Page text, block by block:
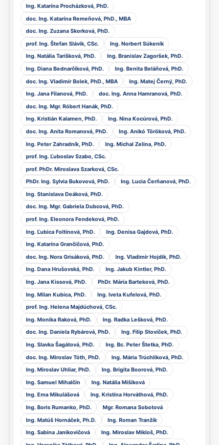
Ing. Katarína Procházková, PhD.
doc. Ing. Katarína Remeňová, PhD., MBA
doc. Ing. Zuzana Skorková, PhD.
prof. Ing. Štefan Slávik, CSc.
Ing. Norbert Súkeník
Ing. Natália Tarišková, PhD.
Ing. Branislav Zagoršek, PhD.
Ing. Diana Bednarčíková, PhD.
Ing. Benita Beláňová, PhD.
doc. Ing. Vladimír Bolek, PhD., MBA
Ing. Matej Černý, PhD.
Ing. Jana Filanová, PhD.
doc. Ing. Anna Hamranová, PhD.
doc. Ing. Mgr. Róbert Hanák, PhD.
Ing. Kristián Kalamen, PhD.
Ing. Nina Kocúrová, PhD.
doc. Ing. Anita Romanová, PhD.
Ing. Anikó Töröková, PhD.
Ing. Peter Zahradník, PhD.
Ing. Michal Zelina, PhD.
prof. Ing. Ľuboslav Szabo, CSc.
prof. PhDr. Miroslava Szarková, CSc.
PhDr. Ing. Sylvia Bukovová, PhD.
Ing. Lucia Čerňanová, PhD.
Ing. Stanislava Deáková, PhD.
doc. Ing. Mgr. Gabriela Dubcová, PhD.
prof. Ing. Eleonora Fendeková, PhD.
Ing. Ľubica Foltínová, PhD.
Ing. Denisa Gajdová, PhD.
Ing. Katarína Grančičová, PhD.
doc. Ing. Nora Grisáková, PhD.
Ing. Vladimír Hojdik, PhD.
Ing. Dana Hrušovská, PhD.
Ing. Jakub Kintler, PhD.
Ing. Jana Kissová, PhD.
PhDr. Mária Barteková, PhD.
Ing. Milan Kubica, PhD.
Ing. Iveta Kufelová, PhD.
prof. Ing. Helena Majdúchová, CSc.
Ing. Monika Raková, PhD.
Ing. Radka Lešková, PhD.
doc. Ing. Daniela Rybárová, PhD.
Ing. Filip Stovíček, PhD.
Ing. Slavka Šagátová, PhD.
Ing. Bc. Peter Štetka, PhD.
doc. Ing. Miroslav Tóth, PhD.
Ing. Mária Trúchliková, PhD.
Ing. Miroslav Uhliar, PhD.
Ing. Brigita Boorová, PhD.
Ing. Samuel Mihalčín
Ing. Natália Mišíková
Ing. Ema Mikulášová
Ing. Kristína Horváthová, PhD.
Ing. Boris Rumanko, PhD.
Mgr. Romana Sobotová
Ing. Matúš Hornáček, Ph.D.
Ing. Roman Tranžík
Ing. Sabina Janikovičová
Ing. Miroslav Mikloš, PhD.